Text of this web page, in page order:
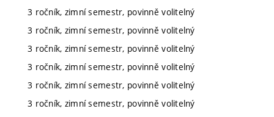
3 ročník, zimní semestr, povinně volitelný
3 ročník, zimní semestr, povinně volitelný
3 ročník, zimní semestr, povinně volitelný
3 ročník, zimní semestr, povinně volitelný
3 ročník, zimní semestr, povinně volitelný
3 ročník, zimní semestr, povinně volitelný